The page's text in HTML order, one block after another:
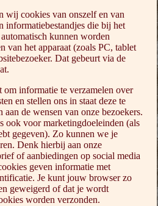
wij cookies van onszelf en van
informatiebestandjes die bij het
kunnen worden
van het apparaat (zoals PC, tablet
Dat gebeurt via de
om informatie te verzamelen over
en stellen ons in staat deze te
aan de wensen van onze bezoekers.
ook voor marketingdoeleinden (als
gegeven). Zo kunnen we je
Denk hierbij aan onze
of aanbiedingen op social media
geven informatie met
Je kunt jouw browser zo
geweigerd of dat je wordt
worden verzonden.